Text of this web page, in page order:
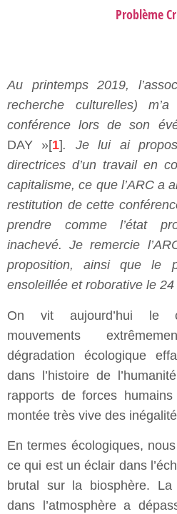
Problème
Au printemps 2019,
recherche culturelles)
conférence lors de son
DAY »[1]. Je lui ai
directrices d’un travail en
capitalisme, ce que l’ARC a
restitution de cette
prendre comme l’état
inachevé. Je remercie
proposition, ainsi que le
ensoleillée et roborative le
On vit aujourd’hui le
mouvements
dégradation écologique
dans l’histoire de
rapports de forces
montée très vive des
En termes écologiques,
ce qui est un éclair dans
brutal sur la biosphère. La
dans l’atmosphère a